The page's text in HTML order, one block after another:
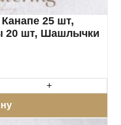
25 шт,
20 шт, Шашлычки
+